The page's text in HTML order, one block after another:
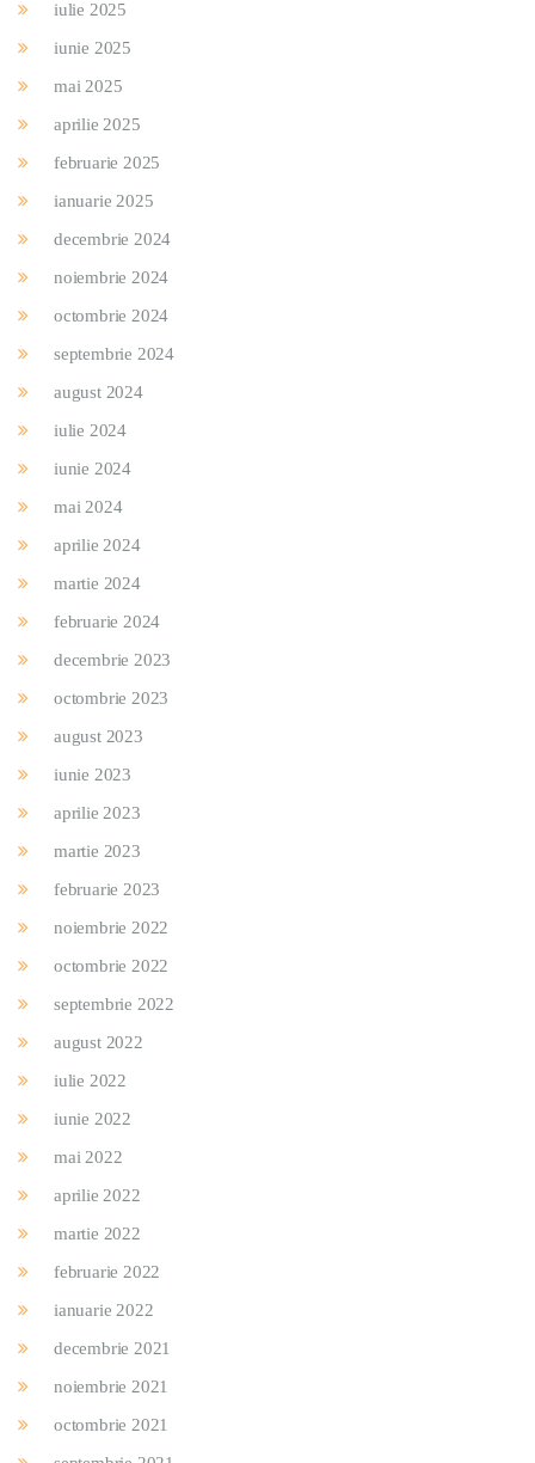
iulie 2025
iunie 2025
mai 2025
aprilie 2025
februarie 2025
ianuarie 2025
decembrie 2024
noiembrie 2024
octombrie 2024
septembrie 2024
august 2024
iulie 2024
iunie 2024
mai 2024
aprilie 2024
martie 2024
februarie 2024
decembrie 2023
octombrie 2023
august 2023
iunie 2023
aprilie 2023
martie 2023
februarie 2023
noiembrie 2022
octombrie 2022
septembrie 2022
august 2022
iulie 2022
iunie 2022
mai 2022
aprilie 2022
martie 2022
februarie 2022
ianuarie 2022
decembrie 2021
noiembrie 2021
octombrie 2021